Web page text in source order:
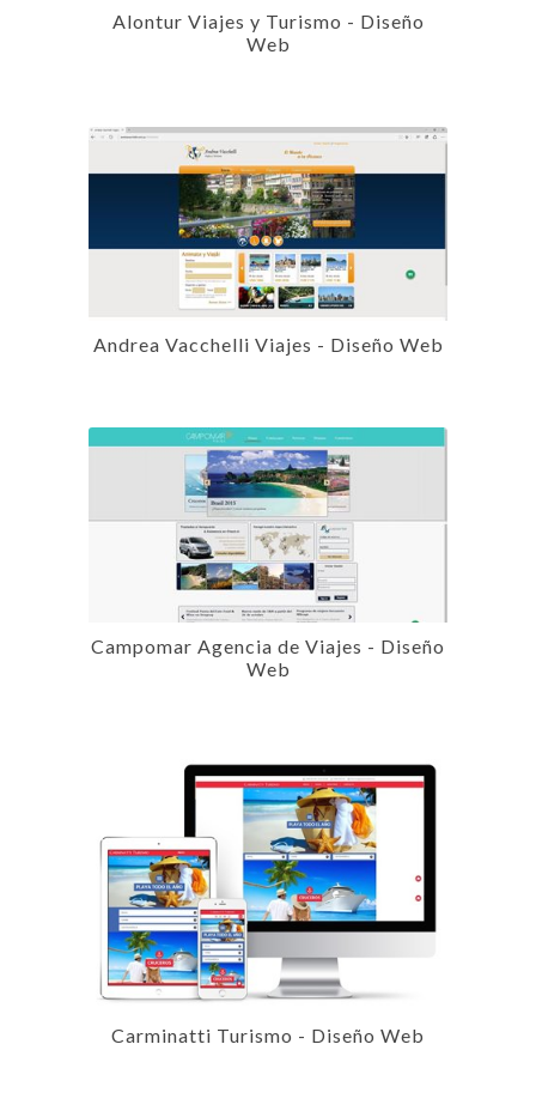
Alontur Viajes y Turismo - Diseño
Web
Andrea Vacchelli Viajes - Diseño Web
Campomar Agencia de Viajes - Diseño
Web
Carminatti Turismo - Diseño Web